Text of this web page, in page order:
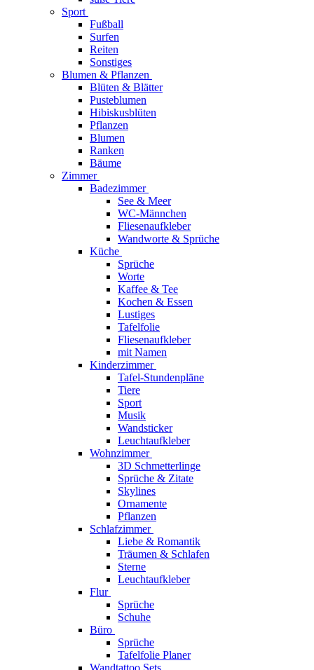
Sport
Fußball
Surfen
Reiten
Sonstiges
Blumen & Pflanzen
Blüten & Blätter
Pusteblumen
Hibiskusblüten
Pflanzen
Blumen
Ranken
Bäume
Zimmer
Badezimmer
See & Meer
WC-Männchen
Fliesenaufkleber
Wandworte & Sprüche
Küche
Sprüche
Worte
Kaffee & Tee
Kochen & Essen
Lustiges
Tafelfolie
Fliesenaufkleber
mit Namen
Kinderzimmer
Tafel-Stundenpläne
Tiere
Sport
Musik
Wandsticker
Leuchtaufkleber
Wohnzimmer
3D Schmetterlinge
Sprüche & Zitate
Skylines
Ornamente
Pflanzen
Schlafzimmer
Liebe & Romantik
Träumen & Schlafen
Sterne
Leuchtaufkleber
Flur
Sprüche
Schuhe
Büro
Sprüche
Tafelfolie Planer
Wandtattoo Sets